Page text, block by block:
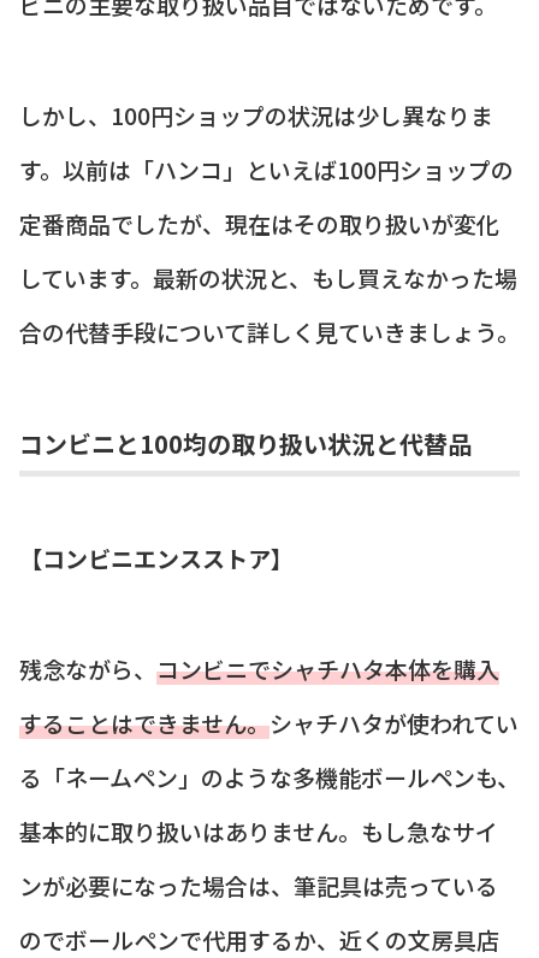
しかし、100円ショップの状況は少し異なりま
す。以前は「ハンコ」といえば100円ショップの
定番商品でしたが、現在はその取り扱いが変化
しています。最新の状況と、もし買えなかった場
合の代替手段について詳しく見ていきましょう。
コンビニと100均の取り扱い状況と代替品
【コンビニエンスストア】
残念ながら、 コンビニでシャチハタ本体を購入
することはできません。シャチハタが使われてい
る「ネームペン」のような多機能ボールペンも、
基本的に取り扱いはありません。もし急なサイ
ンが必要になった場合は、筆記具は売っている
のでボールペンで代用するか、近くの文房具店